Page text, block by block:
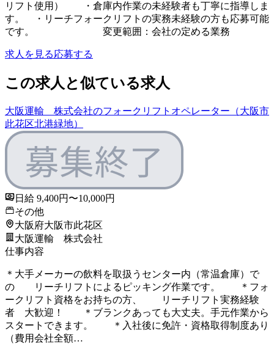
リフト使用） ・倉庫内作業の未経験者も丁寧に指導しま
す。 ・リーチフォークリフトの実務未経験の方も応募可能
です。 変更範囲：会社の定める業務
求人を見る応募する
この求人と似ている求人
大阪運輸 株式会社のフォークリフトオペレーター（大阪市
此花区北港緑地）
日給 9,400円〜10,000円
その他
大阪府大阪市此花区
大阪運輸 株式会社
仕事内容
＊大手メーカーの飲料を取扱うセンター内（常温倉庫）で
の リーチリフトによるピッキング作業です。 ＊フォ
ークリフト資格をお持ちの方、 リーチリフト実務経験
者 大歓迎！ ＊ブランクあっても大丈夫。手元作業から
スタートできます。 ＊入社後に免許・資格取得制度あり
（費用会社全額…